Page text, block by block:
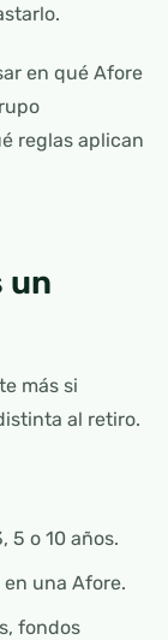
en qué Afore
reglas aplican
un
más si
al retiro.
5 o 10 años.
una Afore.
fondos